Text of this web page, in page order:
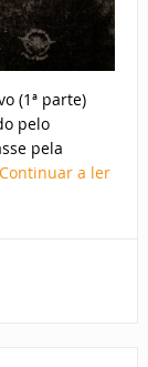
(1ª parte)
pelo
pela
Continuar a ler